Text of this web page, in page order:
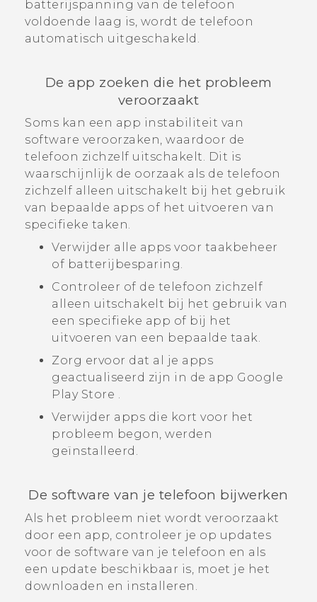
batterijspanning van de telefoon
voldoende laag is, wordt de telefoon
automatisch uitgeschakeld.
De app zoeken die het probleem
veroorzaakt
Soms kan een app instabiliteit van
software veroorzaken, waardoor de
telefoon zichzelf uitschakelt. Dit is
waarschijnlijk de oorzaak als de telefoon
zichzelf alleen uitschakelt bij het gebruik
van bepaalde apps of het uitvoeren van
specifieke taken.
Verwijder alle apps voor taakbeheer
of batterijbesparing.
Controleer of de telefoon zichzelf
alleen uitschakelt bij het gebruik van
een specifieke app of bij het
uitvoeren van een bepaalde taak.
Zorg ervoor dat al je apps
geactualiseerd zijn in de app Google
Play Store .
Verwijder apps die kort voor het
probleem begon, werden
geïnstalleerd.
De software van je telefoon bijwerken
Als het probleem niet wordt veroorzaakt
door een app, controleer je op updates
voor de software van je telefoon en als
een update beschikbaar is, moet je het
downloaden en installeren.